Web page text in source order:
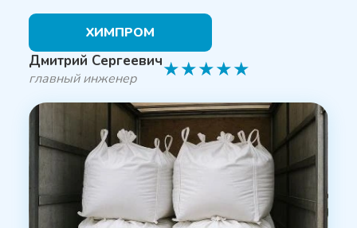
ХИМПРОМ
Дмитрий Сергеевич
главный инженер ★★★★★